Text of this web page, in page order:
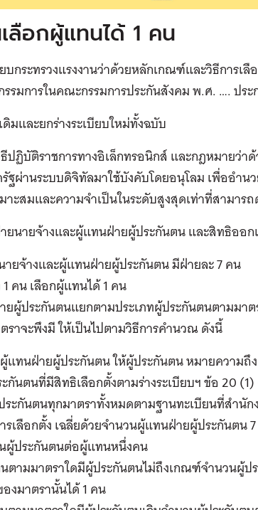
ลือกผู้แทนได้ 1 คน
บกระทรวงแรงงานว่าด้วยหลักเกณฑ์และวิธีการเ
รมการในคณะกรรมการประกันสังคม พ.ศ. …. ปร
ดิมและยกร่างระเบียบใหม่ทั้งฉบับ
ปฏิบัติราชการทางอิเล็กทรอนิกส์ และกฎหมายว่า
ฐผ่านระบบดิจิทัลมาใช้บังคับโดยอนุโลมเพื่ออำน
ะสมและความจำเป็นในระดับสูงสุดเท่าที่สามารถ
นายจ้างและผู้แทนฝ่ายผู้ประกันตน และสิทธิออก
ยจ้างและผู้แทนฝ่ายผู้ประกันตน มีฝ่ายละ 7 คน
คน เลือกผู้แทนได้ 1 คน
ผู้ประกันตนแยกตามประเภทผู้ประกันตนตามมาต
าจะพึงมี ให้เป็นไปตามวิธีการคำนวณดังนี้
แทนฝ่ายผู้ประกันตน ให้ผู้ประกันตน หมายความ
กันตนที่มีสิทธิเลือกตั้งตามร่างระเบียบฯ ข้อ 20
ระกันตนทุกมาตราทั้งหมดตามฐานทะเบียนที่สำนั
เลือกตั้ง เฉลี่ยด้วยจำนวนผู้แทนฝ่ายผู้ประกันตน
ผู้ประกันตนต่อผู้แทนหนึ่งคน
ตามมาตราใดมีผู้ประกันตนไม่ถึงเกณฑ์จำนวนผู้
งมาตรานั้นได้ 1 คน